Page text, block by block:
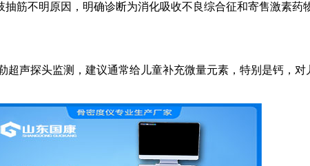
筋不明原因，明确诊断为消化吸收不良综合征和寄售激素
声探头监测，建议通常给儿童补充微量元素，特别是钙，